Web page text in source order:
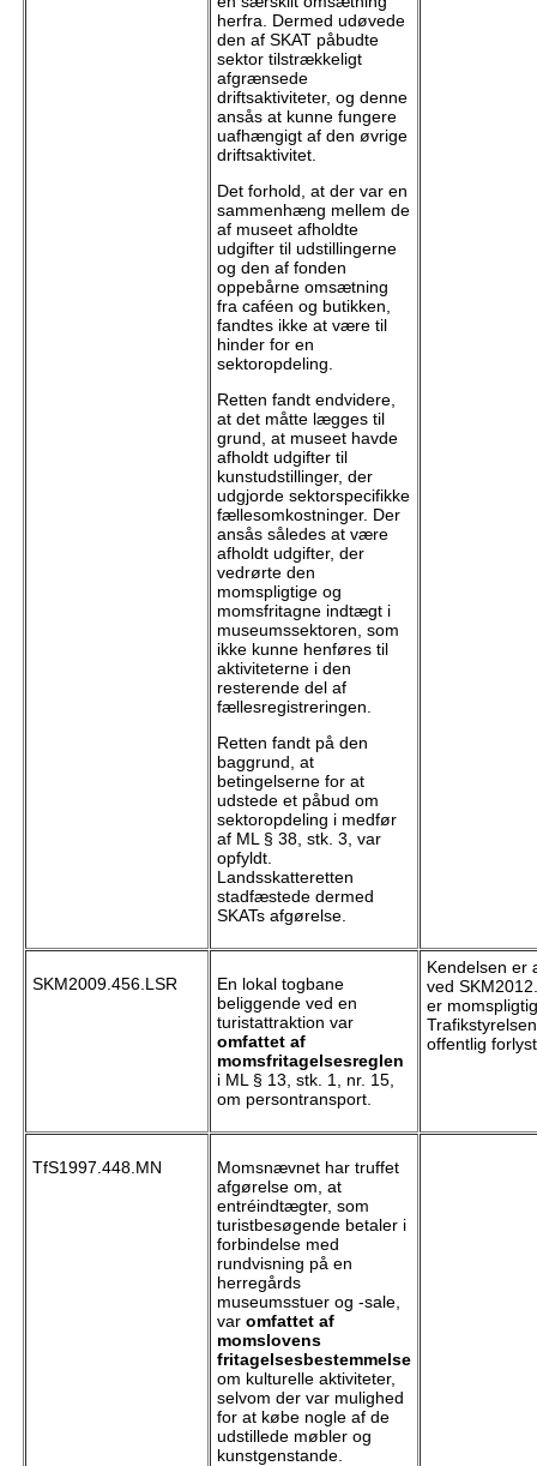
herfra. Dermed udøvede
den af SKAT påbudte
sektor tilstrækkeligt
afgrænsede
driftsaktiviteter, og denne
ansås at kunne fungere
uafhængigt af den øvrige
driftsaktivitet.
Det forhold, at der var en
sammenhæng mellem de
af museet afholdte
udgifter til udstillingerne
og den af fonden
oppebårne omsætning
fra caféen og butikken,
fandtes ikke at være til
hinder for en
sektoropdeling.
Retten fandt endvidere,
at det måtte lægges til
grund, at museet havde
afholdt udgifter til
kunstudstillinger, der
udgjorde sektorspecifikke
fællesomkostninger. Der
ansås således at være
afholdt udgifter, der
vedrørte den
momspligtige og
momsfritagne indtægt i
museumssektoren, som
ikke kunne henføres til
aktiviteterne i den
resterende del af
fællesregistreringen.
Retten fandt på den
baggrund, at
betingelserne for at
udstede et påbud om
sektoropdeling i medfør
af ML § 38, stk. 3, var
opfyldt.
Landsskatteretten
stadfæstede dermed
SKATs afgørelse.
SKM2009.456.LSR
En lokal togbane
beliggende ved en
turistattraktion var
omfattet af
momsfritagelsesreglen
i ML § 13, stk. 1, nr. 15,
om persontransport.
Kendelsen er
ved
er
offentlig
TfS1997.448.MN
Momsnævnet har truffet
afgørelse om, at
entréindtægter, som
turistbesøgende betaler i
forbindelse med
rundvisning på en
herregårds
museumsstuer og -sale,
var omfattet af
momslovens
fritagelsesbestemmelse
om kulturelle aktiviteter,
selvom der var mulighed
for at købe nogle af de
udstillede møbler og
kunstgenstande.